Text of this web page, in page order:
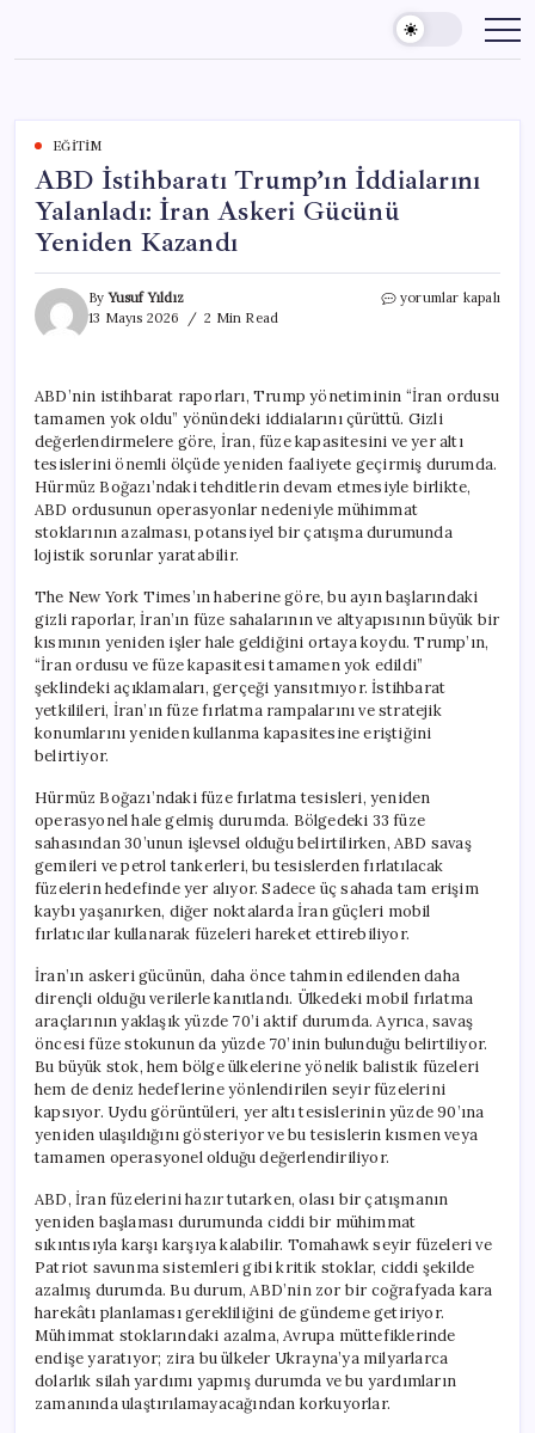
content
EĞITIM
ABD İstihbaratı Trump’ın İddialarını
Yalanladı: İran Askeri Gücünü
Yeniden Kazandı
ByYusuf Yıldız
13 Mayıs 2026
2 Min Read
ABD
İran
Askeri
Gücünü
Yeniden
Kazandı
yorumlar kapalı
ABD’nin istihbarat raporları, Trump yönetiminin “İran ordusu
tamamen yok oldu” yönündeki iddialarını çürüttü. Gizli
değerlendirmelere göre, İran, füze kapasitesini ve yer altı
tesislerini önemli ölçüde yeniden faaliyete geçirmiş durumda.
Hürmüz Boğazı’ndaki tehditlerin devam etmesiyle birlikte,
ABD ordusunun operasyonlar nedeniyle mühimmat
stoklarının azalması, potansiyel bir çatışma durumunda
lojistik sorunlar yaratabilir.
The New York Times’ın haberine göre, bu ayın başlarındaki
gizli raporlar, İran’ın füze sahalarının ve altyapısının büyük bir
kısmının yeniden işler hale geldiğini ortaya koydu. Trump’ın,
“İran ordusu ve füze kapasitesi tamamen yok edildi”
şeklindeki açıklamaları, gerçeği yansıtmıyor. İstihbarat
yetkilileri, İran’ın füze fırlatma rampalarını ve stratejik
konumlarını yeniden kullanma kapasitesine eriştiğini
belirtiyor.
Hürmüz Boğazı’ndaki füze fırlatma tesisleri, yeniden
operasyonel hale gelmiş durumda. Bölgedeki 33 füze
sahasından 30’unun işlevsel olduğu belirtilirken, ABD savaş
gemileri ve petrol tankerleri, bu tesislerden fırlatılacak
füzelerin hedefinde yer alıyor. Sadece üç sahada tam erişim
kaybı yaşanırken, diğer noktalarda İran güçleri mobil
fırlatıcılar kullanarak füzeleri hareket ettirebiliyor.
İran’ın askeri gücünün, daha önce tahmin edilenden daha
dirençli olduğu verilerle kanıtlandı. Ülkedeki mobil fırlatma
araçlarının yaklaşık yüzde 70’i aktif durumda. Ayrıca, savaş
öncesi füze stokunun da yüzde 70’inin bulunduğu belirtiliyor.
Bu büyük stok, hem bölge ülkelerine yönelik balistik füzeleri
hem de deniz hedeflerine yönlendirilen seyir füzelerini
kapsıyor. Uydu görüntüleri, yer altı tesislerinin yüzde 90’ına
yeniden ulaşıldığını gösteriyor ve bu tesislerin kısmen veya
tamamen operasyonel olduğu değerlendiriliyor.
ABD, İran füzelerini hazır tutarken, olası bir çatışmanın
yeniden başlaması durumunda ciddi bir mühimmat
sıkıntısıyla karşı karşıya kalabilir. Tomahawk seyir füzeleri ve
Patriot savunma sistemleri gibi kritik stoklar, ciddi şekilde
azalmış durumda. Bu durum, ABD’nin zor bir coğrafyada kara
harekâtı planlaması gerekliliğini de gündeme getiriyor.
Mühimmat stoklarındaki azalma, Avrupa müttefiklerinde
endişe yaratıyor; zira bu ülkeler Ukrayna’ya milyarlarca
dolarlık silah yardımı yapmış durumda ve bu yardımların
zamanında ulaştırılamayacağından korkuyorlar.